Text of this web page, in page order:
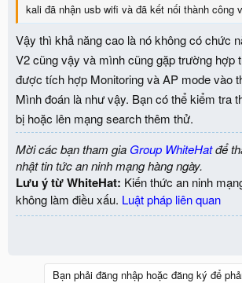
kali đã nhận usb wifi và đã kết nối thành công
Vậy thì khả năng cao là nó không có chức
V2 cũng vậy và mình cũng gặp trường hợp
được tích hợp Monitoring và AP mode vào
Mình đoán là như vậy. Bạn có thể kiểm tra
bị hoặc lên mạng search thêm thử.
Mời các bạn tham gia Group WhiteHatđể
nhật tin tức an ninh mạng hàng ngày.
Lưu ý từ WhiteHat: Kiến thức an ninh
không làm điều xấu. Luật pháp liên quan
Bạn phải đăng nhập hoặc đăng ký để